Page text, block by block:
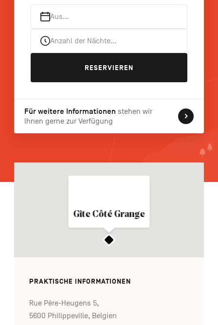
Navigation
Aus…
Anzahl der Nächte…
RESERVIEREN
Für weitere Informationen stehen wir
Ihnen gerne zur Verfügung
Gîte Côté Grange
PRAKTISCHE INFORMATIONEN
Rue Père-Heugens 5,
5600 Philippeville, Belgien